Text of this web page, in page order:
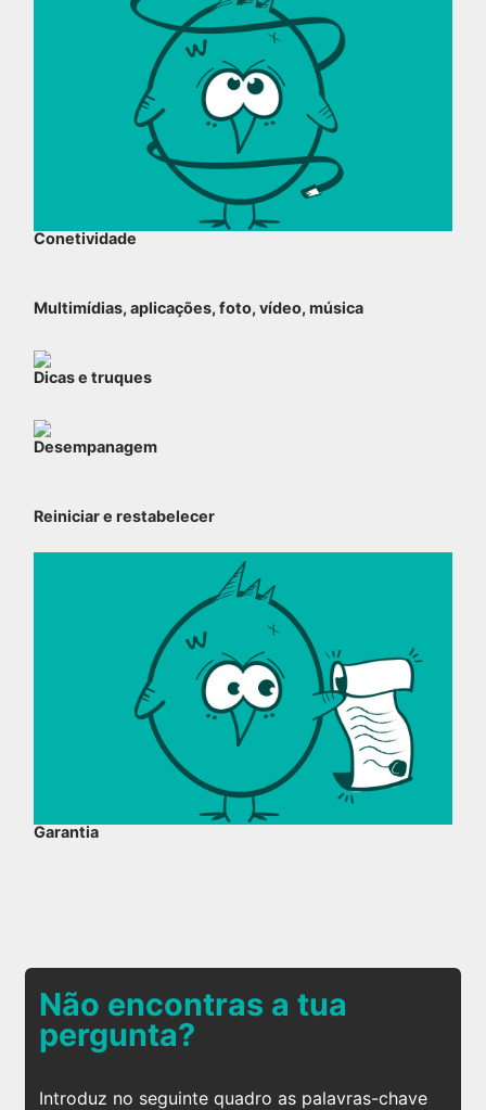
Conetividade
Multimídias, aplicações, foto, vídeo, música
Dicas e truques
Desempanagem
Reiniciar e restabelecer
Garantia
Não encontras a tua
pergunta?
Introduz no seguinte quadro as palavras-chave